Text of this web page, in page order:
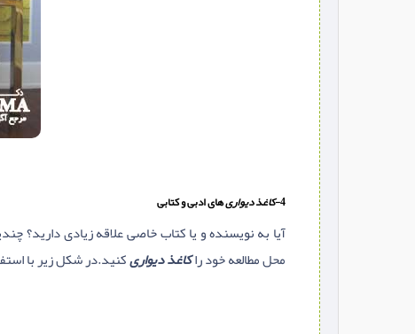
4- کاغذ دیواریهای ادبی و کتابی
آیا به نویسنده و یا کتاب خاصی علاقه زیادی دارید؟
محل مطالعه خود راکاغذ دیواریکنید.در شکل زیر با